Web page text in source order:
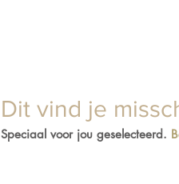
Dit vind je
Speciaal voor jou geselecteerd.